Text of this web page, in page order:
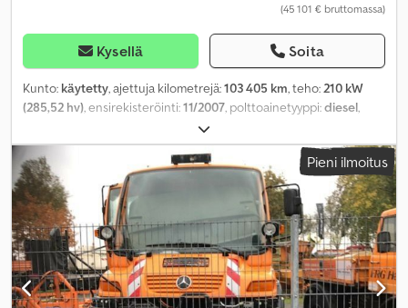
(45 101 € bruttomassa)
Kysellä Soita
Kunto: käytetty, ajettuja kilometrejä:103 405 km, teho: 210 kW
(285,52 hv) , ensirekisteröinti:11/2007 , polttoainetyyppi:diesel
vihreä
Varusteet:ilmastointi, neliveto, pysäköintilämmitin,
Pieni ilmoitus